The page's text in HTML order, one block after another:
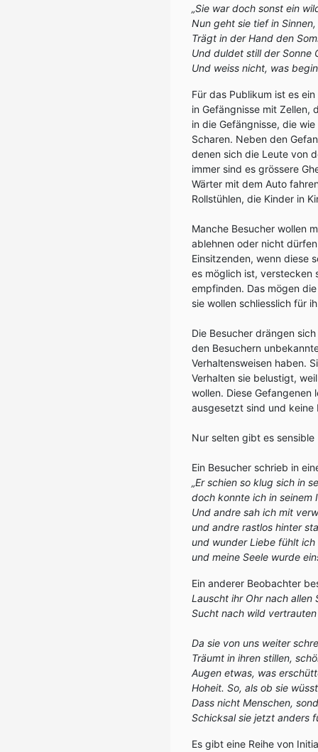
„Sie war doch sonst ein
Nun geht sie tief in Sinnen,
Trägt in der Hand den
Und duldet still der Sonne
Und weiss nicht, was
Für das Publikum ist es
in Gefängnisse mit Zellen,
in die Gefängnisse, die
Scharen. Neben den
denen sich die Leute von
immer sind es grössere
Wärter mit dem Auto
Rollstühlen, die Kinder in
Manche Besucher wollen
ablehnen oder nicht
Einsitzenden, wenn diese
es möglich ist, verstecken
empfinden. Das mögen
sie wollen schliesslich für
Die Besucher drängen
den Besuchern
Verhaltensweisen haben.
Verhalten sie belustigt,
wollen. Diese Gefangenen
ausgesetzt sind und keine
Nur selten gibt es
Ein Besucher schrieb in
„Er schien so klug sich in
doch konnte ich in seinem
Und andre sah ich mit
und andre rastlos hinter
und wunder Liebe fühlt
und meine Seele wurde
Ein anderer Beobachter
Lauscht ihr Ohr nach allen
Sucht nach wild vertrauten
Da sie von uns weiter
Träumt in ihren stillen,
Augen etwas, was
Hoheit. So, als ob sie
Dass nicht Menschen,
Schicksal sie jetzt anders
Es gibt eine Reihe von